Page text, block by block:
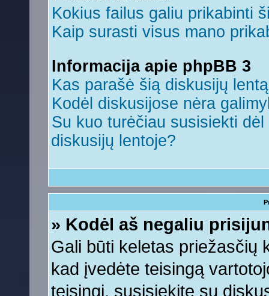
Kokius failus galiu prikabinti
Kaip surasti visus mano
Informacija apie phpBB 3
Kas parašė šią diskusijų
Kodėl diskusijose nėra
Su kuo turėčiau susisiekti
diskusijų lentoje?
» Kodėl aš negaliu
Gali būti keletas priežasčių
kad įvedėte teisingą
teisingi, susisiekite su